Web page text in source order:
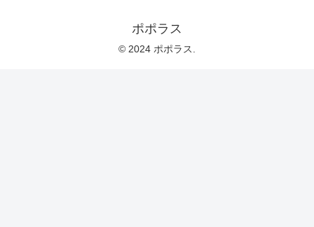
ポポラス
© 2024 ポポラス.